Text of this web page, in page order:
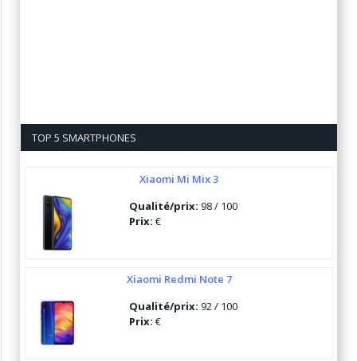
TOP 5 SMARTPHONES
Xiaomi Mi Mix 3
Qualité/prix: 98 / 100
Prix: €
Xiaomi Redmi Note 7
Qualité/prix: 92 / 100
Prix: €